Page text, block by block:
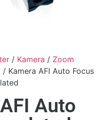
/ Kamera / Zoom
/ Kamera AFI Auto Focus
Auto